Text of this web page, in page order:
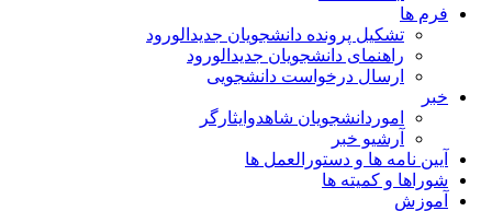
تشکیل پرونده دانشجویان جدیدالورود
راهنمای دانشجویان جدیدالورود
ارسال درخواست دانشجویی
اموردانشجویان شاهدوایثارگر
آرشیو خبر
نامه ها و دستورالعمل ها
و کمیته ها